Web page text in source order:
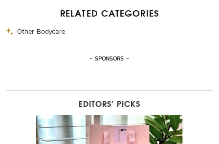
RELATED CATEGORIES
Other Bodycare
- SPONSORS -
EDITORS’ PICKS